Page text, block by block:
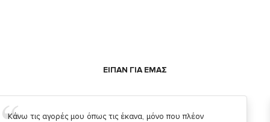
ΕΙΠΑΝ ΓΙΑ ΕΜΑΣ
Σας ευχαριστώ που μας δίνετε την δυνατότητα να κάνουμε